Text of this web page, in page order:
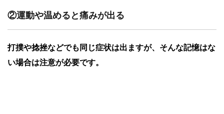
②運動や温めると痛みが出る
打撲や捻挫などでも同じ症状は出ますが、そんな記憶はな
い場合は注意が必要です。